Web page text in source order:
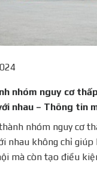
nhóm nguy cơ
nhau – Thông tin
nhóm nguy cơ
nhau không chỉ
mà còn tạo điều